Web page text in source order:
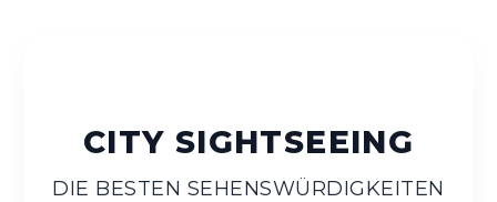
DIE BESTEN SEHENSWÜRDIGKEITEN